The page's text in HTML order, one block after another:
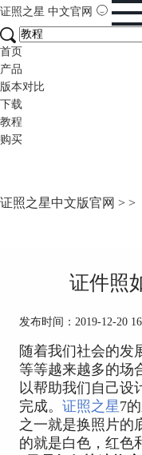
证照之星 中文官网
首页
产品
版本对比
下载
教程
购买
证照之星中文版官网 > >
证件照
发布时间：2019-12-20
随着我们社会的发
等等越来越多的场
以帮助我们自己设
完成。 证照之星7
之一就是换照片的
的就是白色，红色